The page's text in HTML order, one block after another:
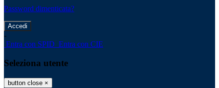
Password dimenticata?
-
Entra con SPID Entra con CIE
Seleziona utente
button close ×